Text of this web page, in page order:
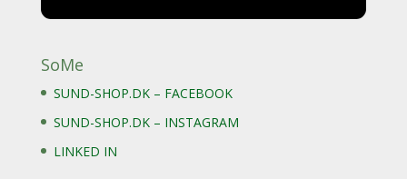
SoMe
SUND-SHOP.DK – FACEBOOK
SUND-SHOP.DK – INSTAGRAM
LINKED IN